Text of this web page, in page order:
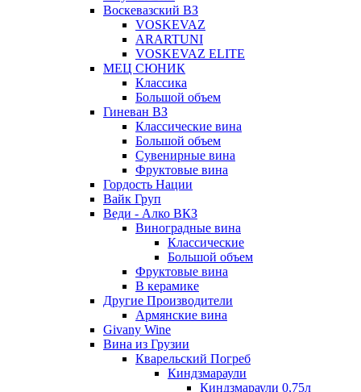
Воскевазский ВЗ
VOSKEVAZ
ARARTUNI
VOSKEVAZ ELITE
МЕЦ СЮНИК
Классика
Большой объем
Гиневан ВЗ
Классические вина
Большой объем
Сувенирные вина
Фруктовые вина
Гордость Нации
Вайк Груп
Веди - Алко ВКЗ
Виноградные вина
Классические
Большой объем
Фруктовые вина
В керамике
Другие Производители
Армянские вина
Givany Wine
Вина из Грузии
Кварельский Погреб
Киндзмараули
Киндзмараули 0,75л